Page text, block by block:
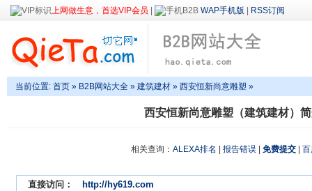
上网做生意，首选VIP会员 WAP手机版 RSS订阅
当前位置: 首页 » B2B网站大全 » 建筑建材 » 西安恒新尚意雕塑 »
西安恒新尚意雕塑（建筑建材）
相关查询： ALEXA排名 报告错误 免费提交
直接访问： http://hy619.com